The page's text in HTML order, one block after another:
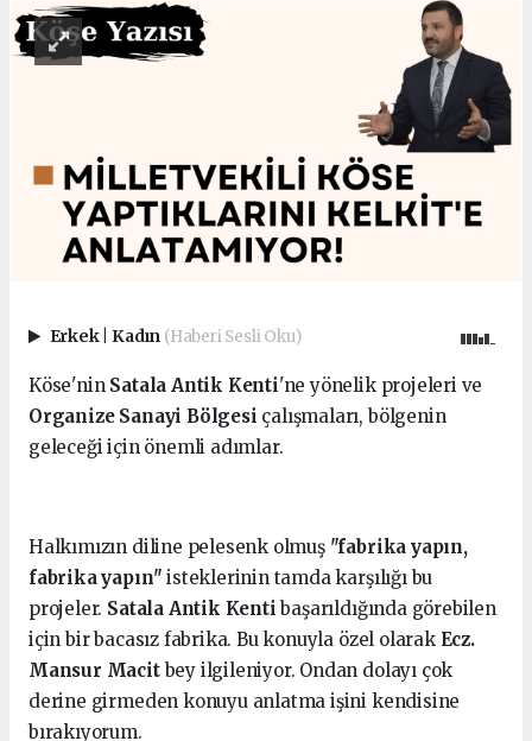
Erkek Kadın (Haberi Sesli Oku)
Köse'nin Satala Antik Kenti'ne yönelik projeleri ve
Organize Sanayi Bölgesi çalışmaları, bölgenin
geleceği için önemli adımlar.
Halkımızın diline pelesenk olmuş "fabrika yapın,
fabrika yapın"isteklerinin tamda karşılığı bu
projeler. Satala Antik Kentibaşarıldığında görebilen
için bir bacasız fabrika. Bu konuyla özel olarak Ecz.
Mansur Macitbey ilgileniyor. Ondan dolayı çok
derine girmeden konuyu anlatma işini kendisine
bırakıyorum.